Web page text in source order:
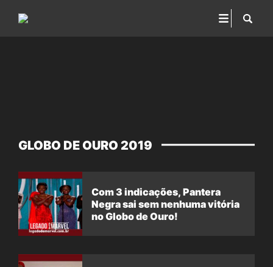
GLOBO DE OURO 2019
Com 3 indicações, Pantera
Negra sai sem nenhuma vitória
no Globo de Ouro!